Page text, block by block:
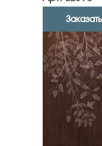
Заказать